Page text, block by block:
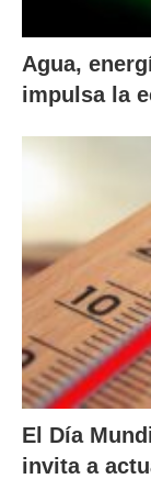
Agua,
impulsa la
El Día
invita a